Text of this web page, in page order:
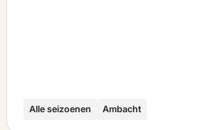
Alle seizoenen Ambacht